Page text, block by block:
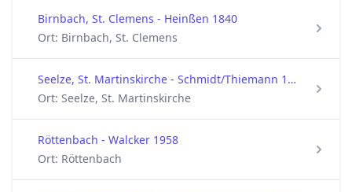
Birnbach, St. Clemens - Heinßen 1840
Ort: Birnbach, St. Clemens
Seelze, St. Martinskirche - Schmidt/Thiemann 1968
Ort: Seelze, St. Martinskirche
Röttenbach - Walcker 1958
Ort: Röttenbach